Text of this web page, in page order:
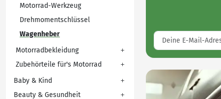
Motorrad-Werkzeug
Drehmomentschlüssel
Wagenheber
Motorradbekleidung
Zubehörteile für's Motorrad
Baby & Kind
Beauty & Gesundheit